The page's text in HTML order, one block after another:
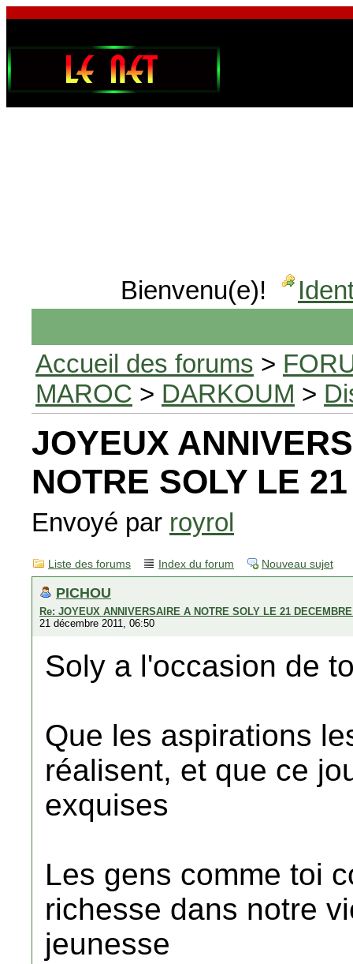
Bienvenu(e)!
Accueil des forums >
MAROC > DARKOUM >
JOYEUX
NOTRE SOLY LE
Envoyé par royrol
Liste des forums Index du forum Nouveau sujet
PICHOU
Re: JOYEUX ANNIVERSAIRE A NOTRE SOLY LE 21
21 décembre 2011, 06:50
Soly a l'occasion de
Que les aspirations
réalisent, et que ce
exquises
Les gens comme toi
richesse dans notre
jeunesse